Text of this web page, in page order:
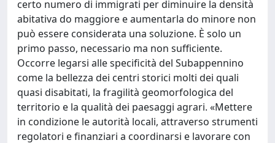
certo numero di immigrati per diminuire la densità
abitativa do maggiore e aumentarla do minore non
può essere considerata una soluzione. È solo un
primo passo, necessario ma non sufficiente.
Occorre legarsi alle specificità del Subappennino
come la bellezza dei centri storici molti dei quali
quasi disabitati, la fragilità geomorfologica del
territorio e la qualità dei paesaggi agrari. «Mettere
in condizione le autorità locali, attraverso strumenti
regolatori e finanziari a coordinarsi e lavorare con